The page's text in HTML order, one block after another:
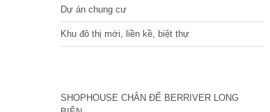
Dự án chung cư
Khu đô thị mới, liền kề, biệt thự
SHOPHOUSE CHÂN ĐẾ BERRIVER LONG